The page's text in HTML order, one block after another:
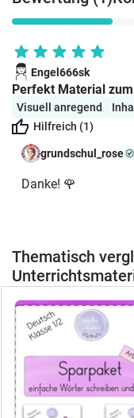
Engel666sk
Perfekt Material
Visuell anregend
Hilfreich (1)
grundschul_rose
Danke! 🌹
Thematisch